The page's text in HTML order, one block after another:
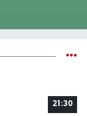
21:30